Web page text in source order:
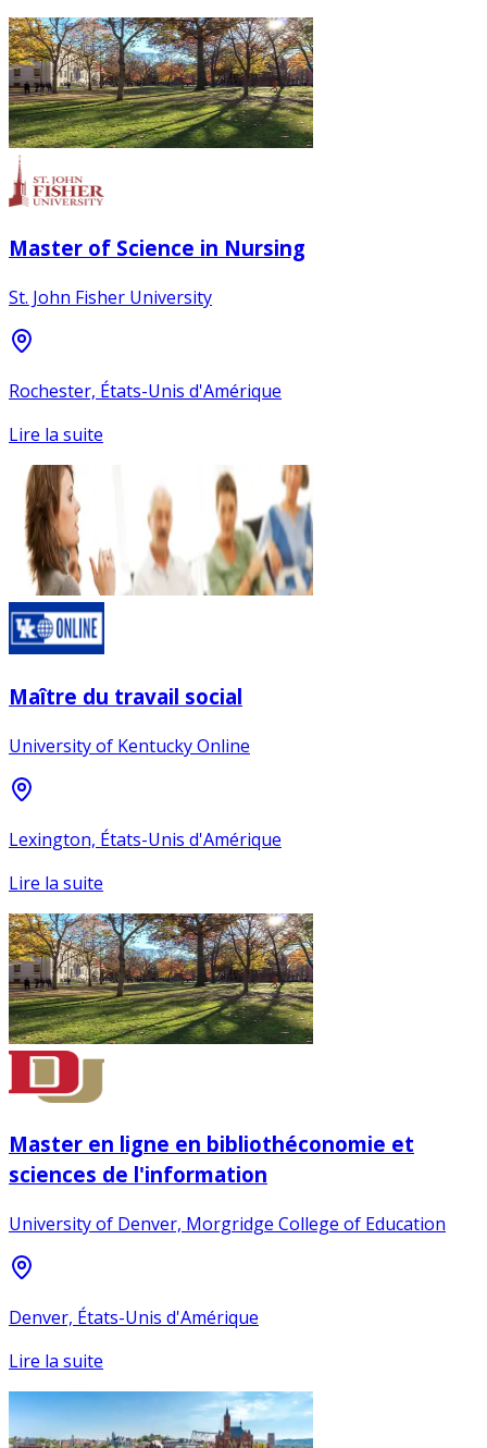
Master of Science in Nursing
St. John Fisher University
Rochester, États-Unis d'Amérique
Lire la suite
Maître du travail social
University of Kentucky Online
Lexington, États-Unis d'Amérique
Lire la suite
Master en ligne en bibliothéconomie et
sciences de l'information
University of Denver, Morgridge College of Education
Denver, États-Unis d'Amérique
Lire la suite